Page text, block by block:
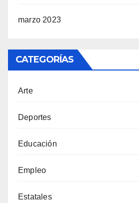
marzo 2023
CATEGORÍAS
Arte
Deportes
Educación
Empleo
Estatales